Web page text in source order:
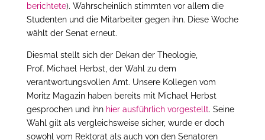
berichtete). Wahrscheinlich stimmten vor allem die
Studenten und die Mitarbeiter gegen ihn. Diese Woche
wählt der Senat erneut.
Diesmal stellt sich der Dekan der Theologie,
Prof. Michael Herbst, der Wahl zu dem
verantwortungsvollen Amt. Unsere Kollegen vom
Moritz Magazin haben bereits mit Michael Herbst
gesprochen und ihn hier ausführlich vorgestellt. Seine
Wahl gilt als vergleichsweise sicher, wurde er doch
sowohl vom Rektorat als auch von den Senatoren